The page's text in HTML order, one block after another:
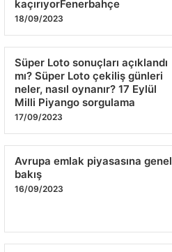
kaçırıyorFenerbahçe
18/09/2023
Süper Loto sonuçları açıklandı
mı? Süper Loto çekiliş günleri
neler, nasıl oynanır? 17 Eylül
Milli Piyango sorgulama
17/09/2023
Avrupa emlak piyasasına genel
bakış
16/09/2023